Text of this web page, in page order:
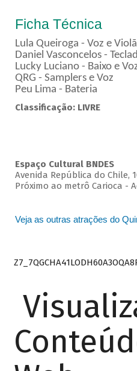
Ficha Técnica
Lula Queiroga - Voz e
Daniel Vasconcelos -
Lucky Luciano - Baixo e
QRG - Samplers e Voz
Peu Lima - Bateria
Classificação: LIVRE
Espaço Cultural BNDES
Avenida República do Chile,
Próximo ao metrô Carioca -
Veja as outras atrações do